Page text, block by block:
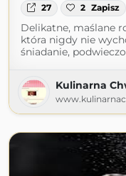
27 2 Zapisz
Delikatne, maślane
która nigdy nie
śniadanie,
Kulinarna